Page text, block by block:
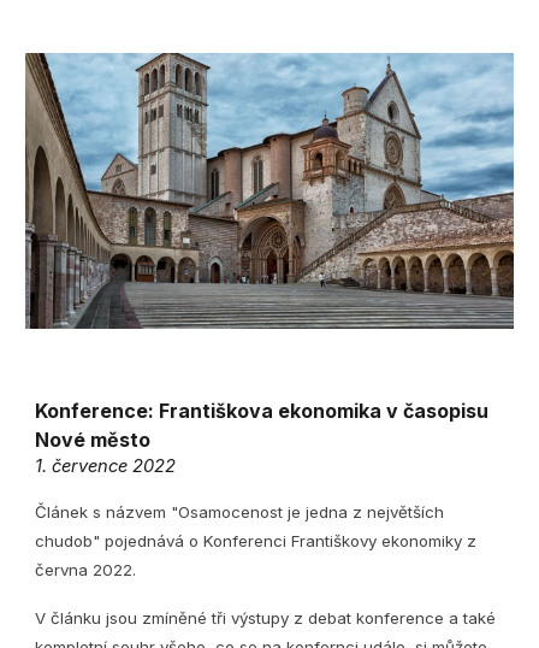
Konference: Františkova ekonomika v časopisu
Nové město
1. července 2022
Článek s názvem "Osamocenost je jedna z největších
chudob" pojednává o Konferenci Františkovy ekonomiky z
června 2022.
V článku jsou zmíněné tři výstupy z debat konference a také